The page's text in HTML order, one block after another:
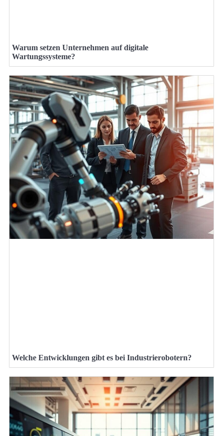
Warum setzen Unternehmen auf digitale
Wartungssysteme?
Welche Entwicklungen gibt es bei Industrierobotern?